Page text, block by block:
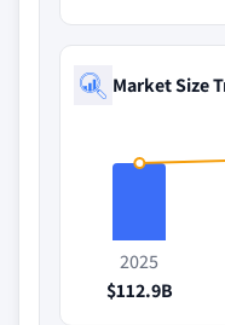
Market Size
2025
$112.9B